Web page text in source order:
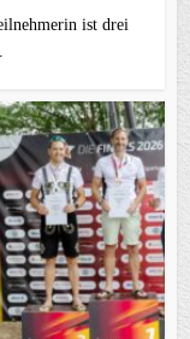
ist drei